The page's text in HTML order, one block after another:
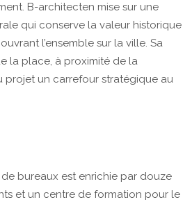
B-architecten mise sur une
qui conserve la valeur historique
l’ensemble sur la ville. Sa
la place, à proximité de la
projet un carrefour stratégique au
de bureaux est enrichie par douze
et un centre de formation pour le